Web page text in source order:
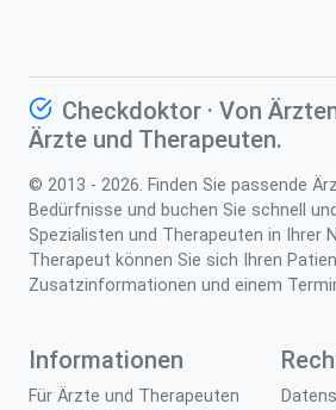
Checkdoktor · Von
Ärzte und Therapeuten.
© 2013 - 2026. Finden Sie passende
Bedürfnisse und buchen Sie schnell
Spezialisten und Therapeuten in Ihrer
Therapeut können Sie sich Ihren
Zusatzinformationen und einem
Informationen
Für Ärzte und Therapeuten